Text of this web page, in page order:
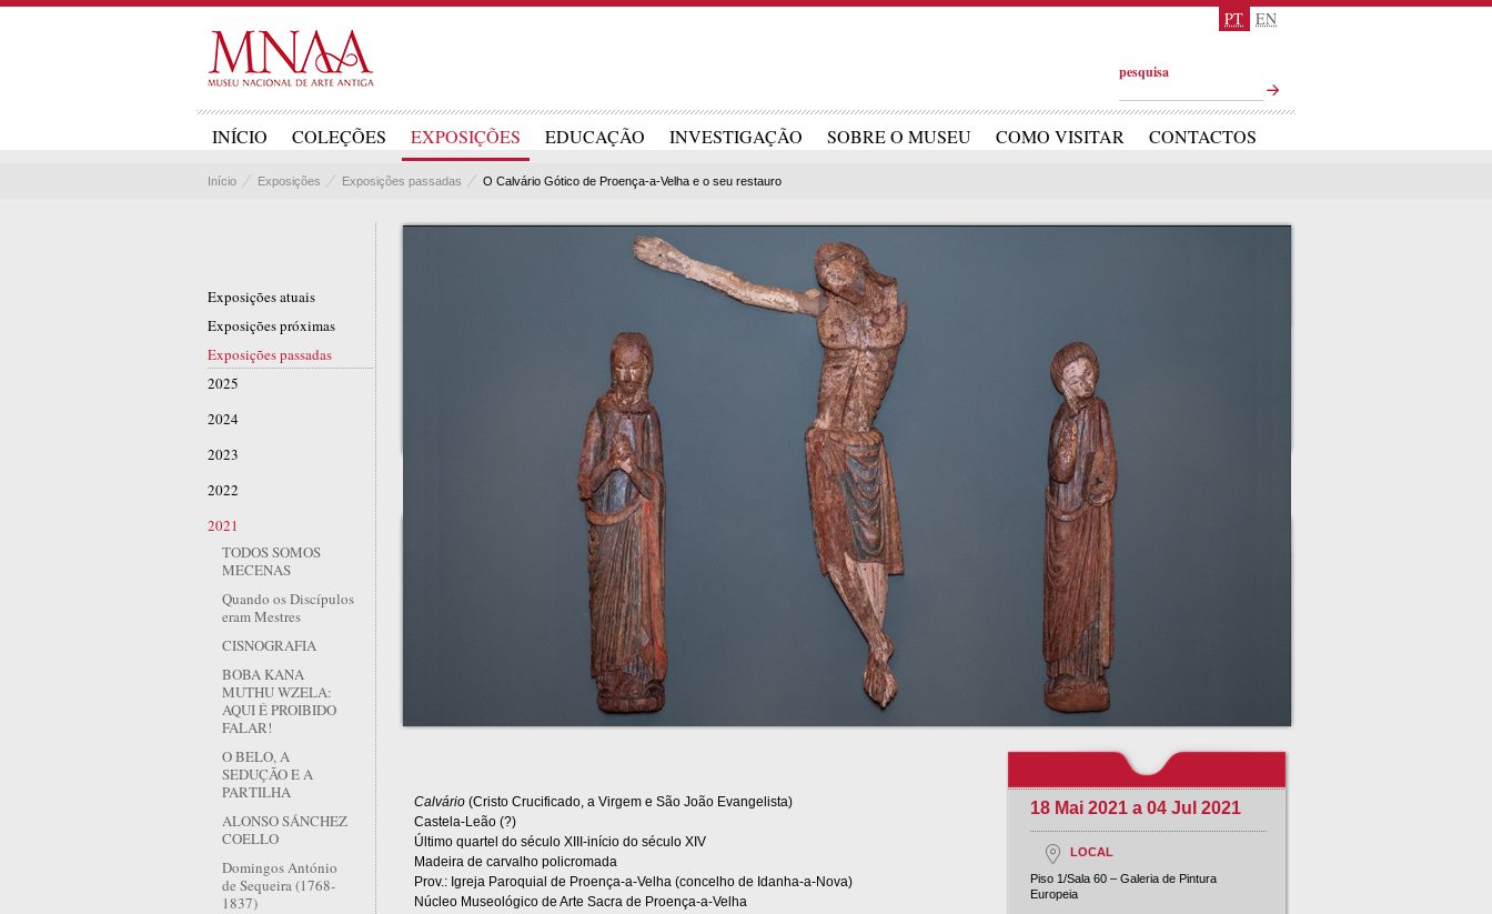
PT EN
pesquisa
INÍCIO COLEÇÕES EXPOSIÇÕES EDUCAÇÃO INVESTIGAÇÃO SOBRE O MUSEU COMO VISITAR CONTACTOS
Início Exposições Exposições passadas O Calvário Gótico de Proença-a-Velha e o seu restauro
Calvário (Cristo Crucificado, a Virgem e São João Evangelista)
Castela-Leão (?)
Último quartel do século XIII-início do século XIV
Madeira de carvalho policromada
Prov.: Igreja Paroquial de Proença-a-Velha (concelho de Idanha-a-Nova)
Núcleo Museológico de Arte Sacra de Proença-a-Velha
18 Mai 2021 a 04 Jul 2021
LOCAL
Piso 1/Sala 60 – Galeria de Pintura
Europeia
Exposições atuais
Exposições próximas
Exposições passadas
2025
2024
2023
2022
2021
TODOS SOMOS
MECENAS
Quando os Discípulos
eram Mestres
CISNOGRAFIA
BOBA KANA
MUTHU WZELA:
AQUI É PROIBIDO
FALAR!
O BELO, A
SEDUÇÃO E A
PARTILHA
ALONSO SÁNCHEZ
COELLO
Domingos António
de Sequeira (1768-
1837)